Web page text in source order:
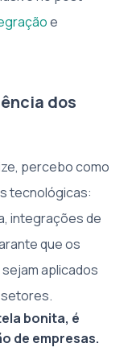
e
dos
percebo como
tecnológicas:
integrações de
que os
aplicados
bonita, é
de empresas.